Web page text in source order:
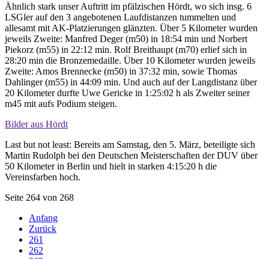
Ähnlich stark unser Auftritt im pfälzischen Hördt, wo sich insg. 6
LSGler auf den 3 angebotenen Laufdistanzen tummelten und
allesamt mit AK-Platzierungen glänzten. Über 5 Kilometer wurden
jeweils Zweite: Manfred Deger (m50) in 18:54 min und Norbert
Piekorz (m55) in 22:12 min. Rolf Breithaupt (m70) erlief sich in
28:20 min die Bronzemedaille. Über 10 Kilometer wurden jeweils
Zweite: Amos Brennecke (m50) in 37:32 min, sowie Thomas
Dahlinger (m55) in 44:09 min. Und auch auf der Langdistanz über
20 Kilometer durfte Uwe Gericke in 1:25:02 h als Zweiter seiner
m45 mit aufs Podium steigen.
Bilder aus Hördt
Last but not least: Bereits am Samstag, den 5. März, beteiligte sich
Martin Rudolph bei den Deutschen Meisterschaften der DUV über
50 Kilometer in Berlin und hielt in starken 4:15:20 h die
Vereinsfarben hoch.
Seite 264 von 268
Anfang
Zurück
261
262